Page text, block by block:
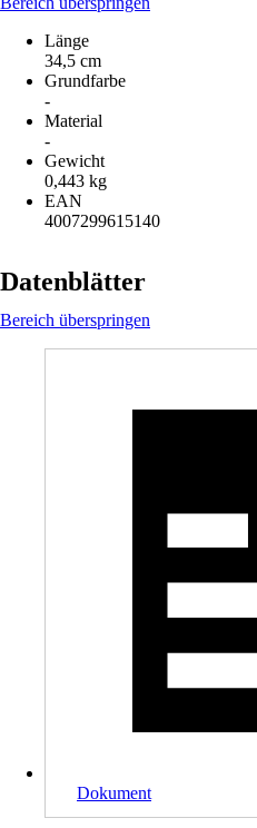
Länge
34,5 cm
Grundfarbe
-
Material
-
Gewicht
0,443 kg
EAN
4007299615140
Datenblätter
Bereich überspringen
Dokument